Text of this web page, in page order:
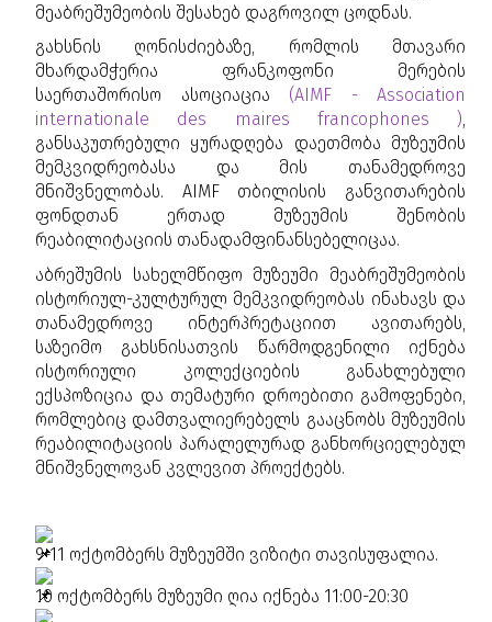
მეაბრეშუმეობის შესახებ დაგროვილ ცოდნას.
გახსნის ღონისძიებაზე, რომლის მთავარი
მხარდამჭერია ფრანკოფონი მერების
საერთაშორისო ასოციაცია (AIMF - Association
internationale des maires francophones ),
განსაკუთრებული ყურადღება დაეთმობა მუზეუმის
მემკვიდრეობასა და მის თანამედროვე
მნიშვნელობას. AIMF თბილისის განვითარების
ფონდთან ერთად მუზეუმის შენობის
რეაბილიტაციის თანადამფინანსებელიცაა.
აბრეშუმის სახელმწიფო მუზეუმი მეაბრეშუმეობის
ისტორიულ-კულტურულ მემკვიდრეობას ინახავს და
თანამედროვე ინტერპრეტაციით ავითარებს,
საზეიმო გახსნისათვის წარმოდგენილი იქნება
ისტორიული კოლექციების განახლებული
ექსპოზიცია და თემატური დროებითი გამოფენები,
რომლებიც დამთვალიერებელს გააცნობს მუზეუმის
რეაბილიტაციის პარალელურად განხორციელებულ
მნიშვნელოვან კვლევით პროექტებს.
9-11 ოქტომბერს მუზეუმში ვიზიტი თავისუფალია.
10 ოქტომბერს მუზეუმი ღია იქნება 11:00-20:30